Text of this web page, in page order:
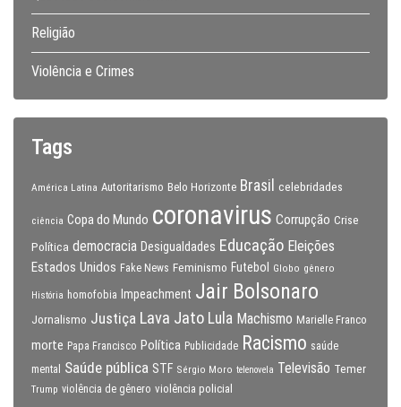
Religião
Violência e Crimes
Tags
América Latina Autoritarismo Belo Horizonte Brasil celebridades
ciência Copa do Mundo coronavirus Corrupção Crise
Política democracia Desigualdades Educação Eleições
Estados Unidos Fake News Feminismo Futebol Globo gênero
História homofobia Impeachment Jair Bolsonaro
Jornalismo Justiça Lava Jato Lula Machismo Marielle Franco
morte Papa Francisco Política Publicidade Racismo saúde
mental
Saúde pública STF Sérgio Moro telenovela Televisão Temer
Trump violência de gênero violência policial